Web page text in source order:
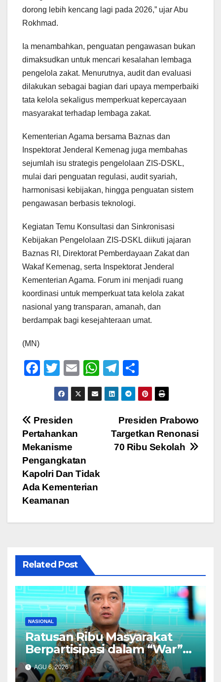
dorong lebih kencang lagi pada 2026,” ujar Abu
Rokhmad.
Ia menambahkan, penguatan pengawasan bukan
dimaksudkan untuk mencari kesalahan lembaga
pengelola zakat. Menurutnya, audit dan evaluasi
dilakukan sebagai bagian dari upaya memperbaiki
tata kelola sekaligus memperkuat kepercayaan
masyarakat terhadap lembaga zakat.
Kementerian Agama bersama Baznas dan
Inspektorat Jenderal Kemenag juga membahas
sejumlah isu strategis pengelolaan ZIS-DSKL,
mulai dari penguatan regulasi, audit syariah,
harmonisasi kebijakan, hingga penguatan sistem
pengawasan berbasis teknologi.
Kegiatan Temu Konsultasi dan Sinkronisasi
Kebijakan Pengelolaan ZIS-DSKL diikuti jajaran
Baznas RI, Direktorat Pemberdayaan Zakat dan
Wakaf Kemenag, serta Inspektorat Jenderal
Kementerian Agama. Forum ini menjadi ruang
koordinasi untuk memperkuat tata kelola zakat
nasional yang transparan, amanah, dan
berdampak bagi kesejahteraan umat.
(MN)
F
e
b
o
o
k
T
wi
tt
er
E
m
ail
W
h
at
T
el
e
gr
a
m
h
ar
e
Navigasi
pos
Presiden Prabowo
Targetkan Renonasi
70 Ribu Sekolah
Presiden
Pertahankan
Mekanisme
Pengangkatan
Kapolri Dan Tidak
Ada Kementerian
Keamanan
Related Post
NASIONAL
Ratusan Ribu Masyarakat
Berpartisipasi dalam “War”
Undangan Upacara HUT ke-
81 Kemerdekaan RI
AGU 6, 2026